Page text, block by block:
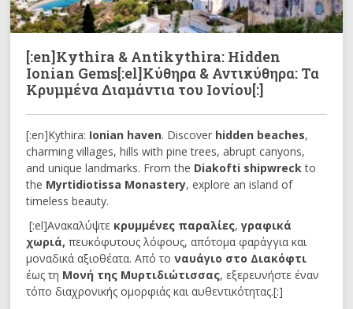
[:en]Kythira & Antikythira: Hidden
Ionian Gems[:el]Κύθηρα & Αντικύθηρα: Τα
Κρυμμένα Διαμάντια του Ιονίου[:]
[:en]Kythira: Ionian haven. Discover hidden beaches,
charming villages, hills with pine trees, abrupt canyons,
and unique landmarks. From the Diakofti shipwreck to
the Myrtidiotissa Monastery, explore an island of
timeless beauty.
[:el]Ανακαλύψτε κρυμμένες παραλίες,γραφικά
χωριά, πευκόφυτους λόφους, απότομα φαράγγια και
μοναδικά αξιοθέατα. Από τοναυάγιο στο Διακόφτι
έως τη Μονή της Μυρτιδιώτισσας, εξερευνήστε έναν
τόπο διαχρονικής ομορφιάς και αυθεντικότητας.[:]